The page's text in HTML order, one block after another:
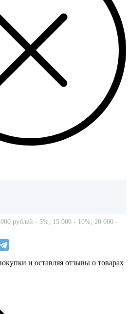
рублей - 5%; 15.000 - 10%; 20.000 -
и оставляя отзывы о товарах